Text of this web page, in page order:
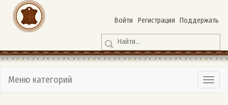
Войти Регистрация Поддержать
Меню категорий